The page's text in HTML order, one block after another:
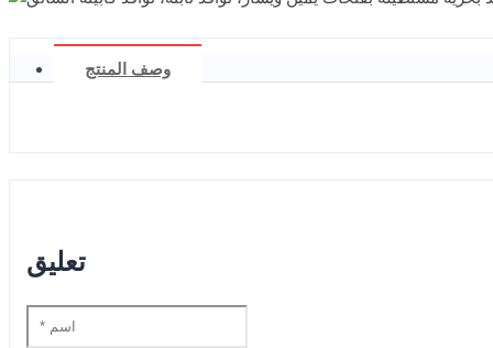
وصف المنتج
تعليق